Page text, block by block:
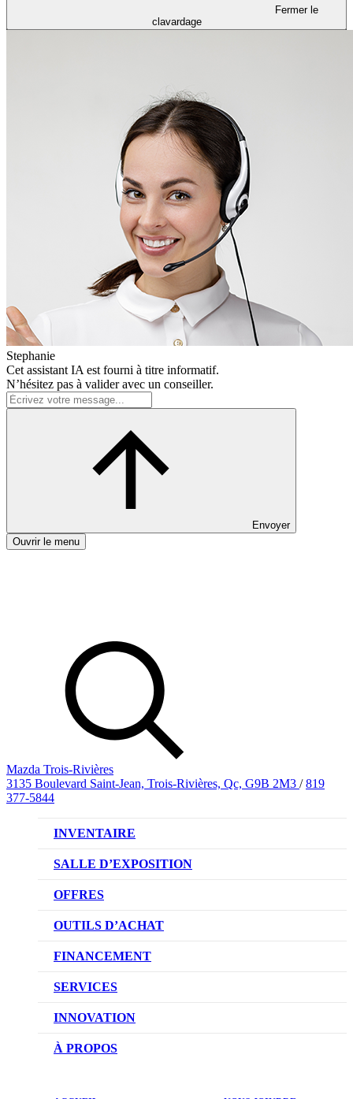
Fermer le
clavardage
Stephanie
Cet assistant IA est fourni à titre informatif.
N’hésitez pas à valider avec un conseiller.
Envoyer
Ouvrir le menu
Mazda Trois-Rivières
3135 Boulevard Saint-Jean, Trois-Rivières, Qc, G9B 2M3 / 819
377-5844
INVENTAIRE
VÉHICULES NEUFS
VÉHICULES D’OCCASION
SALLE D’EXPOSITION
OFFRES
OFFRES DU CONCESSIONNAIRE
OUTILS D’ACHAT
CONFIGUREZ VOTRE VÉHICULE
RÉSERVEZ UN ESSAI ROUTIER
DEMANDEZ UN PRIX
FINANCEMENT
NOTRE DIFFÉRENCE
DEMANDE DE CRÉDIT AUTO
SERVICES
NOTRE PROMESSE
PRENDRE UN RENDEZ-VOUS
INNOVATION
TECHNOLOGIE SKYACTIV
À PROPOS